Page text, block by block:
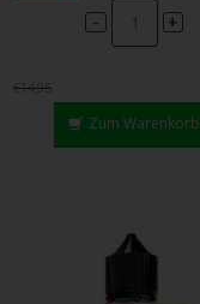
- +
€14,95
Zum Warenkorb